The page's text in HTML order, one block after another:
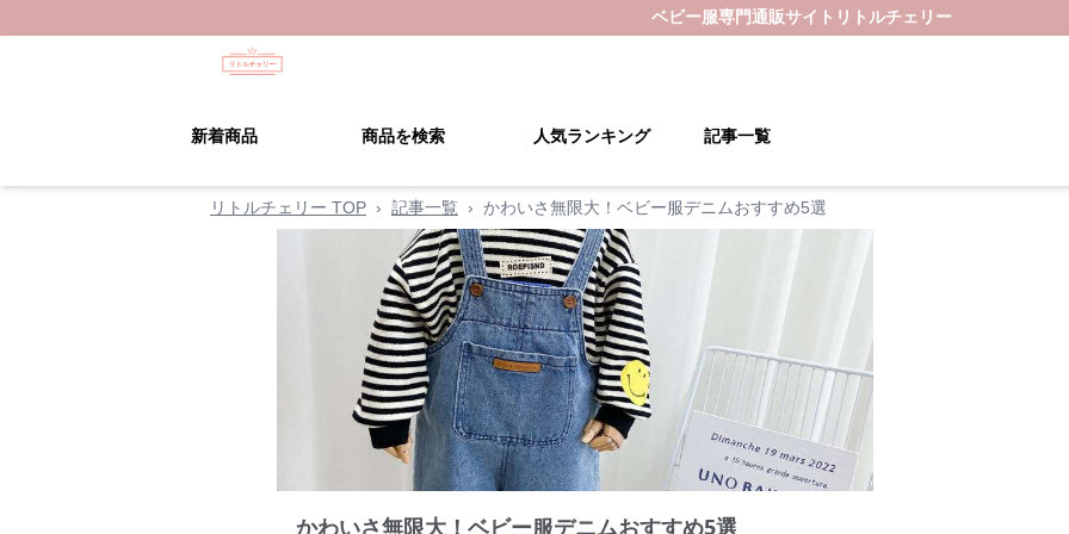
ベビー服専門通販サイト リトルチェリー
新着商品 商品を検索 人気ランキング 記事一覧
リトルチェリー TOP › 記事一覧 › かわいさ無限大！ベビー服デニムおすすめ5選
かわいさ無限大！ベビー服デニムおすすめ5選